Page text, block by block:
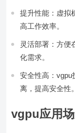
提升性能：虚拟
高工作效率。
灵活部署：方便
化需求。
安全性高：vgpu
离，提高安全性。
vgpu应用